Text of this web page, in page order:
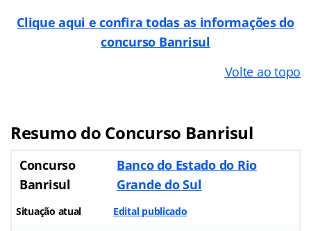
Clique aqui e confira todas as informações do
concurso Banrisul
Volte ao topo
Resumo do Concurso Banrisul
Concurso
Banrisul
Banco do Estado do Rio
Grande do Sul
Situação atual Edital publicado